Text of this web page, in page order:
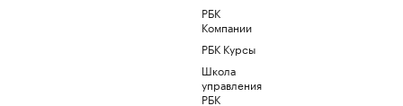
РБК
Компании
РБК Курсы
Школа
управления
РБК